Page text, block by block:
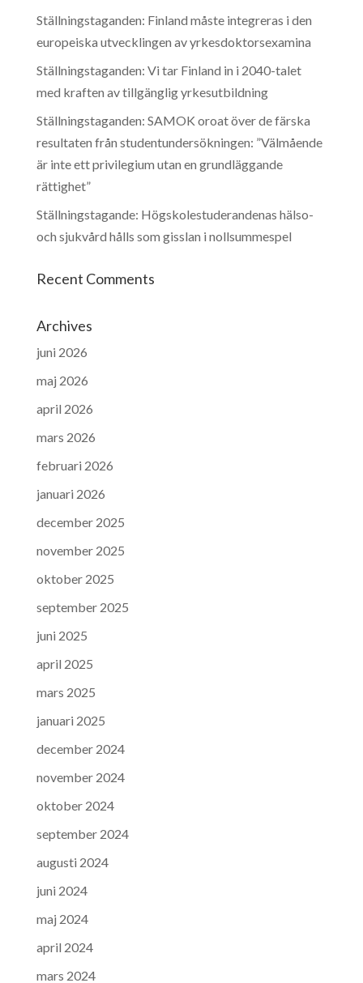
Ställningstaganden: Finland måste integreras i den
europeiska utvecklingen av yrkesdoktorsexamina
Ställningstaganden: Vi tar Finland in i 2040-talet
med kraften av tillgänglig yrkesutbildning
Ställningstaganden: SAMOK oroat över de färska
resultaten från studentundersökningen: ”Välmående
är inte ett privilegium utan en grundläggande
rättighet”
Ställningstagande: Högskolestuderandenas hälso-
och sjukvård hålls som gisslan i nollsummespel
Recent Comments
Archives
juni 2026
maj 2026
april 2026
mars 2026
februari 2026
januari 2026
december 2025
november 2025
oktober 2025
september 2025
juni 2025
april 2025
mars 2025
januari 2025
december 2024
november 2024
oktober 2024
september 2024
augusti 2024
juni 2024
maj 2024
april 2024
mars 2024